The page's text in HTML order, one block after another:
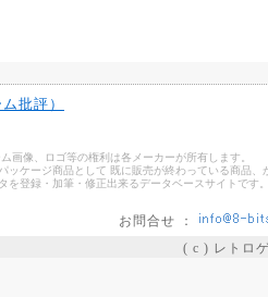
批評）
画像、ロゴ等の権利は各メーカーが所有します。
ッケージ商品として 既に販売が終わっている商品
を登録・加筆・修正出来るデータベースサイトで
お問合せ ：
( c ) レトロ